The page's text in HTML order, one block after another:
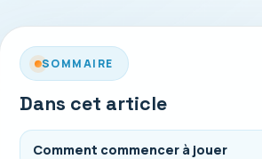
SOMMAIRE
Dans cet article
Comment commencer à jouer